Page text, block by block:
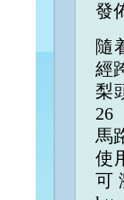
發
隨
經
梨
26
馬
使
可